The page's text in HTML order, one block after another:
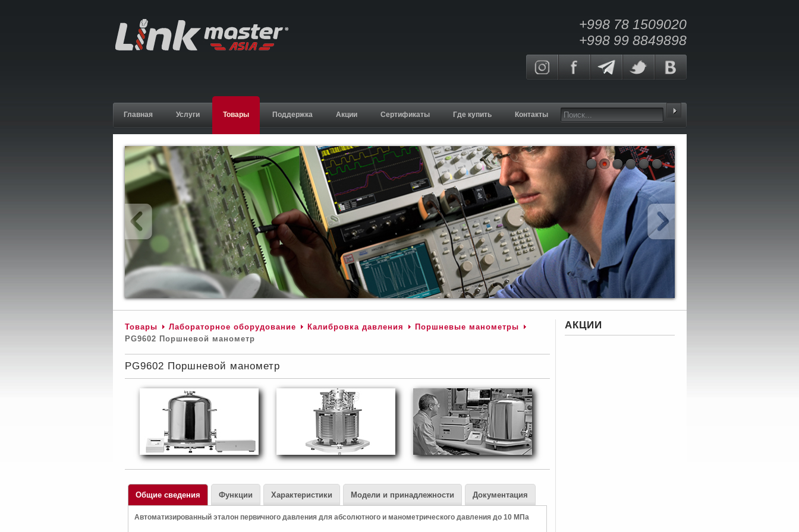
+998 78 1509020
+998 99 8849898
Главная Услуги Товары Поддержка Акции Сертификаты Где купить Контакты
Товары Лабораторное оборудование Калибровка давления
Поршневые манометры
PG9602 Поршневой манометр
PG9602 Поршневой манометр
Общие сведения
Автоматизированный эталон первичного давления для абсолютного и манометрического давления до 10 MПа
Функции Характеристики Модели и принадлежности Документация
АКЦИИ